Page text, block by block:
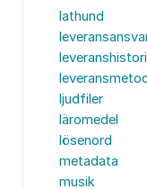
lathund
ljudfiler
läromedel
lösenord
metadata
musik